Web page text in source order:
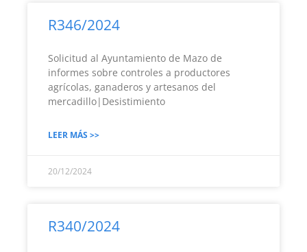
R346/2024
Solicitud al Ayuntamiento de Mazo de
informes sobre controles a productores
agrícolas, ganaderos y artesanos del
mercadillo|Desistimiento
LEER MÁS >>
20/12/2024
R340/2024